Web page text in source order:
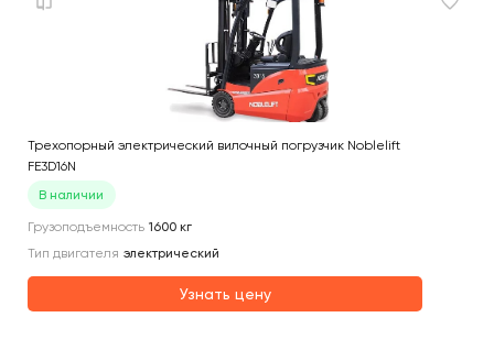
Трехопорный электрический вилочный погрузчик Noblelift
FE3D16N
В наличии
Грузоподъемность 1600 кг
Тип двигателя электрический
Узнать цену